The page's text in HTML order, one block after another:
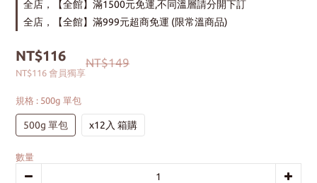
全店，【全館】滿1500元免運,不同溫層請分開下訂
全店，【全館】滿999元超商免運 (限常溫商品)
NT$149
NT$116
NT$116 會員獨享
規格 : 500g 單包
500g 單包 x12入 箱購
數量